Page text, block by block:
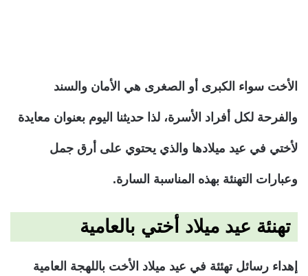
الأخت سواء الكبرى أو الصغرى هي الأمان والسند
والفرحة لكل أفراد الأسرة، لذا حديثنا اليوم بعنوان معايدة
لأختي في عيد ميلادها والذي يحتوي على أرق جمل
وعبارات التهنئة بهذه المناسبة السارة.
تهنئة عيد ميلاد أختي بالعامية
إهداء رسائل تهئئة في عيد ميلاد الأخت باللهجة العامية